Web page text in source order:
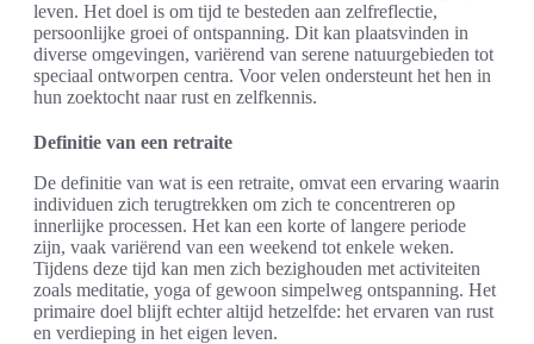
leven. Het doel is om tijd te besteden aan zelfreflectie,
persoonlijke groei of ontspanning. Dit kan plaatsvinden in
diverse omgevingen, variërend van serene natuurgebieden tot
speciaal ontworpen centra. Voor velen ondersteunt het hen in
hun zoektocht naar rust en zelfkennis.
Definitie van een retraite
De definitie van wat is een retraite, omvat een ervaring waarin
individuen zich terugtrekken om zich te concentreren op
innerlijke processen. Het kan een korte of langere periode
zijn, vaak variërend van een weekend tot enkele weken.
Tijdens deze tijd kan men zich bezighouden met activiteiten
zoals meditatie, yoga of gewoon simpelweg ontspanning. Het
primaire doel blijft echter altijd hetzelfde: het ervaren van rust
en verdieping in het eigen leven.